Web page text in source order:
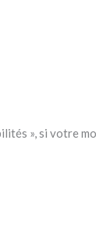
», si votre